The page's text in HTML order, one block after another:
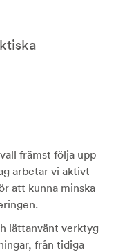
främst följa upp
arbetar vi aktivt
att kunna minska
lättanvänt verktyg
från tidiga